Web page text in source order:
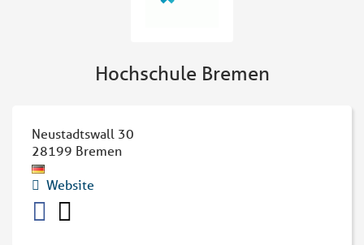
Hochschule Bremen
Neustadtswall 30
28199 Bremen
Website